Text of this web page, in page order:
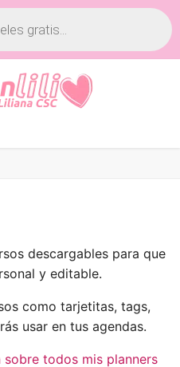
descargables para que
y editable.
como tarjetitas, tags,
usar en tus agendas.
todos mis planners